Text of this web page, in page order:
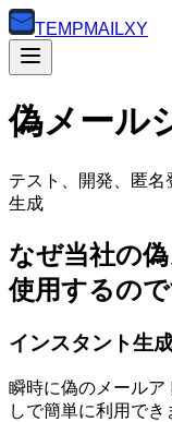
TEMPMAILXY
偽メール
テスト、開発、匿
生成
なぜ当社の
使用するの
インスタント生
瞬時に偽のメールア
しで簡単に利用でき